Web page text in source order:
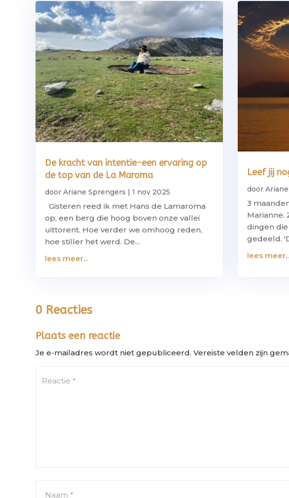
De kracht van intentie-een ervaring op
de top van de La Maroma
door Ariane Sprengers | 1 nov 2025
Gisteren reed ik met Hans de Lamaroma
op, een berg die hoog boven onze vallei
uittorent. Hoe verder we omhoog reden,
hoe stiller het werd. De...
lees meer...
Leef jij
door
3
Marianne.
dingen
gedeeld.
lees
0 Reacties
Plaats een reactie
Je e-mailadres wordt niet gepubliceerd. Vereiste velden zijn